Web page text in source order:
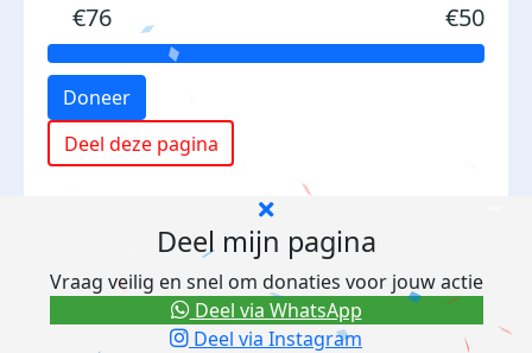
€76 €50
Doneer
Deel deze pagina
Deel mijn pagina
Vraag veilig en snel om donaties voor jouw actie
Deel via Instagram
Deel via WhatsApp